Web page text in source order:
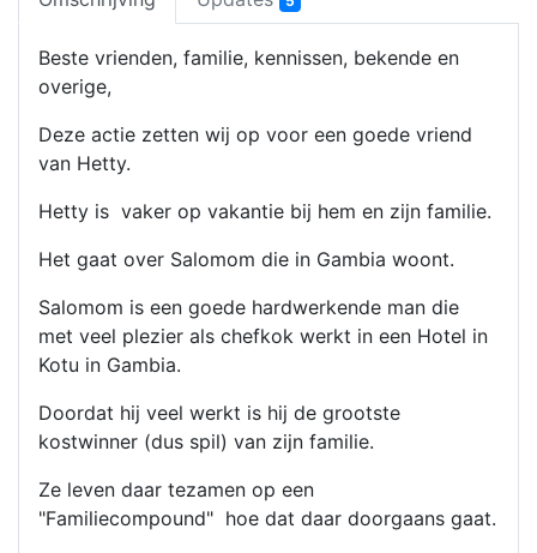
Beste vrienden, familie, kennissen, bekende en
overige,
Deze actie zetten wij op voor een goede vriend
van Hetty.
Hetty is vaker op vakantie bij hem en zijn familie.
Het gaat over Salomom die in Gambia woont.
Salomom is een goede hardwerkende man die
met veel plezier als chefkok werkt in een Hotel in
Kotu in Gambia.
Doordat hij veel werkt is hij de grootste
kostwinner (dus spil) van zijn familie.
Ze leven daar tezamen op een
"Familiecompound" hoe dat daar doorgaans gaat.